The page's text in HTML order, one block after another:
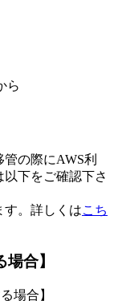
ら
の際にAWS利
下をご確認下さ
。詳しくはこち
合】